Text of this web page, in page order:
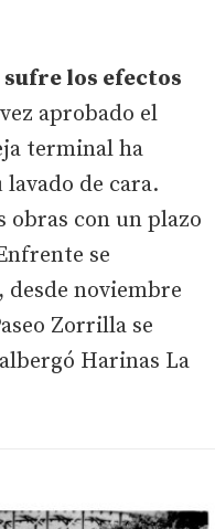
los efectos
aprobado el
terminal ha
lavado de cara.
obras con un plazo
se
desde noviembre
Zorrilla se
Harinas La